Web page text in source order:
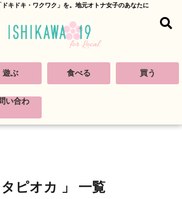
キドキ・ワクワク」を。地元オトナ女子のあなたに
遊ぶ 食べる 買う
い合わ
タピオカ 」 一覧